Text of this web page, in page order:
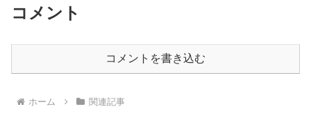
コメント
コメントを書き込む
ホーム 関連記事